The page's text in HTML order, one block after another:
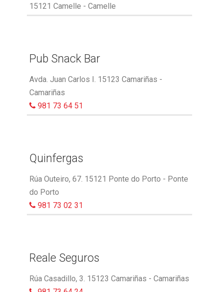
15121 Camelle - Camelle
Pub Snack Bar
Avda. Juan Carlos I. 15123 Camariñas -
Camariñas
981 73 64 51
Quinfergas
Rúa Outeiro, 67. 15121 Ponte do Porto - Ponte
do Porto
981 73 02 31
Reale Seguros
Rúa Casadillo, 3. 15123 Camariñas - Camariñas